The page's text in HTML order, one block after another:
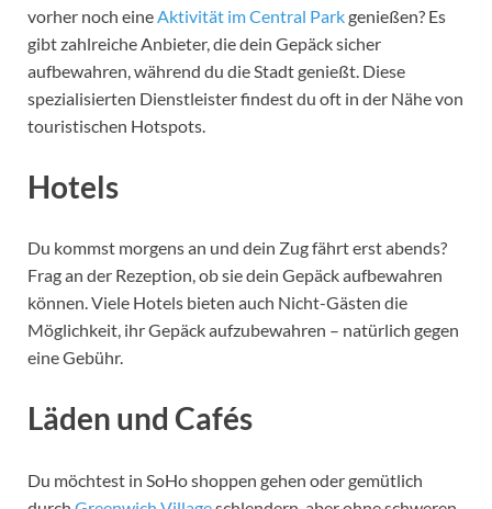
vorher noch eineAktivität im Central Parkgenießen? Es
gibt zahlreiche Anbieter, die dein Gepäck sicher
aufbewahren, während du die Stadt genießt. Diese
spezialisierten Dienstleister findest du oft in der Nähe von
touristischen Hotspots.
Hotels
Du kommst morgens an und dein Zug fährt erst abends?
Frag an der Rezeption, ob sie dein Gepäck aufbewahren
können. Viele Hotels bieten auch Nicht-Gästen die
Möglichkeit, ihr Gepäck aufzubewahren – natürlich gegen
eine Gebühr.
Läden und Cafés
Du möchtest in SoHo shoppen gehen oder gemütlich